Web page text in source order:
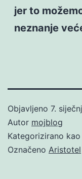
jer to
neznanje
Objavljeno 7.
Autor mojblog
Kategorizirano kao
Označeno Aristotel